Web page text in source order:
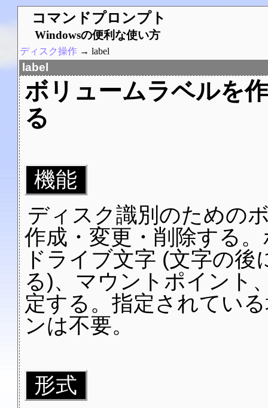
コマンドプロンプト
Windowsの便利な使い方
ディスク操作 → label
label
ボリュームラベルを
る
機能
ディスク識別のための
作成・変更・削除する
ドライブ文字 (文字の
る)、マウントポイント
定する。指定されてい
ンは不要。
形式